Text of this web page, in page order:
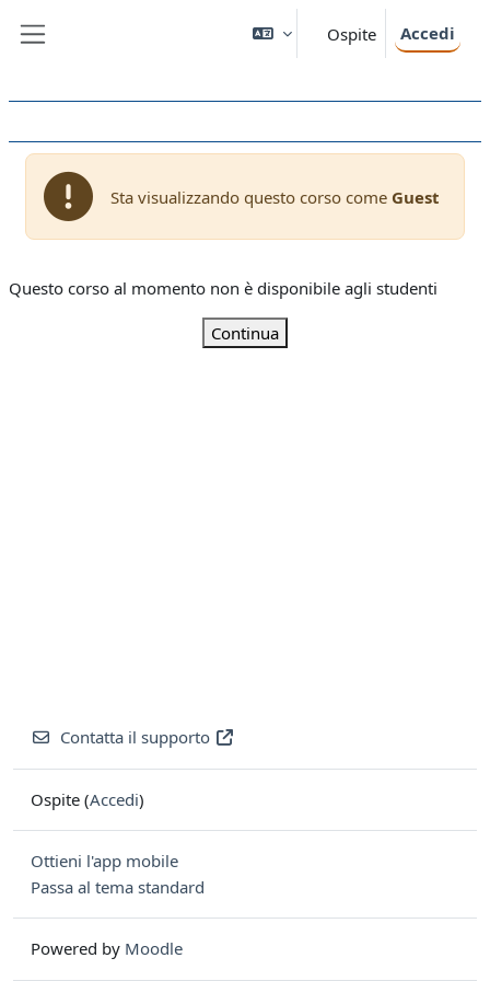
Ospite Accedi
Sta visualizzando questo corso come Guest
Questo corso al momento non è disponibile agli studenti
Continua
Contatta il supporto
Ospite (Accedi)
Ottieni l'app mobile
Passa al tema standard
Powered by Moodle